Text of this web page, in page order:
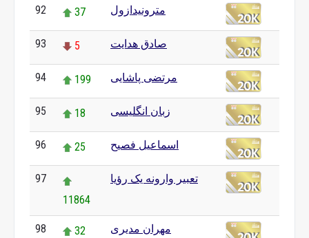
92 37 مترونیدازول
93 5 صادق هدایت
94 199 مرتضی پاشایی
95 18 زبان انگلیسی
96 25 اسماعیل فصیح
97
11864
تعبیر وارونه یک رؤیا
98 32 مهران مدیری